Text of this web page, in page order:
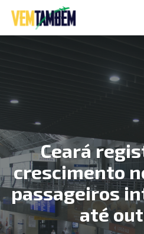
Ceará
crescimento
passageiros
até